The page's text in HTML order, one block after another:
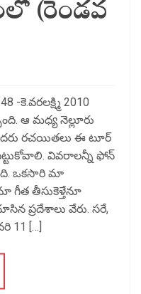
(రెండవ
2010
ఆ మధ్య నెల్లూరు
రచయితలు ఈ టూర్
వివరాలన్నీ ఫోన్
ఒకసారి మా
తీసుకెళ్తేనూ
ప్రదేశాలు వేరు. సరే,
11 […]